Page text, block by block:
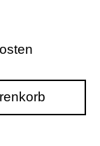
Wert ein